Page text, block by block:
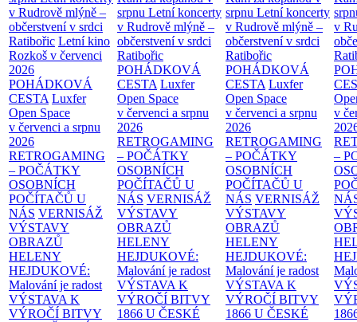
v Rudrově mlýně –
občerstvení v srdci
Ratibořic Letní kino
Rozkoš v červenci
2026
POHÁDKOVÁ
CESTA Luxfer
Open Space
v červenci a srpnu
2026
RETROGAMING
– POČÁTKY
OSOBNÍCH
POČÍTAČŮ U
NÁS VERNISÁŽ
VÝSTAVY
OBRAZŮ
HELENY
HEJDUKOVÉ:
Malování je radost
VÝSTAVA K
VÝROČÍ BITVY
srpnu Letní koncerty
v Rudrově mlýně –
občerstvení v srdci
Ratibořic
POHÁDKOVÁ
CESTA Luxfer
Open Space
v červenci a srpnu
2026
RETROGAMING
– POČÁTKY
OSOBNÍCH
POČÍTAČŮ U
NÁS VERNISÁŽ
VÝSTAVY
OBRAZŮ
HELENY
HEJDUKOVÉ:
Malování je radost
VÝSTAVA K
VÝROČÍ BITVY
1866 U ČESKÉ
srpnu Letní koncerty
v Rudrově mlýně –
občerstvení v srdci
Ratibořic
POHÁDKOVÁ
CESTA Luxfer
Open Space
v červenci a srpnu
2026
RETROGAMING
– POČÁTKY
OSOBNÍCH
POČÍTAČŮ U
NÁS VERNISÁŽ
VÝSTAVY
OBRAZŮ
HELENY
HEJDUKOVÉ:
Malování je radost
VÝSTAVA K
VÝROČÍ BITVY
1866 U ČESKÉ
v
v
–